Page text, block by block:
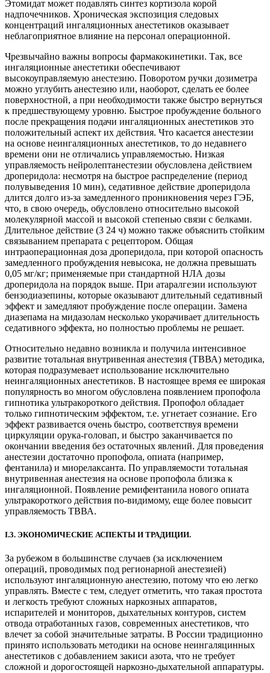
Этомидат может подавлять синтез кортизола корой
надпочечников. Хроническая экспозиция следовых
концентраций ингаляционных анестетиков оказывает
неблагоприятное влияние на персонал операционной.
Чрезвычайно важны вопросы фармакокинетики. Так, все
ингаляционные анестетики обеспечивают
высокоуправляемую анестезию. Поворотом ручки дозиметра
можно углубить анестезию или, наоборот, сделать ее более
поверхностной, а при необходимости также быстро вернуться
к предшествующему уровню. Быстрое пробуждение больного
после прекращения подачи ингаляционных анестетиков это
положительный аспект их действия. Что касается анестезии
на основе неингаляционных анестетиков, то до недавнего
времени они не отличались управляемостью. Низкая
управляемость нейролептанестезии обусловлена действием
дроперидола: несмотря на быстрое распределение (период
полувыведения 10 мин), седативное действие дроперидола
длится долго из-за замедленного проникновения через ГЭБ,
что, в свою очередь, обусловлено относительно высокой
молекулярной массой и высокой степенью связи с белками.
Длительное действие (3 24 ч) можно также объяснить стойким
связыванием препарата с рецептором. Общая
интраоперационная доза дроперидола, при которой опасность
замедленного пробуждения невысока, не должна превышать
0,05 мг/кг; применяемые при стандартной НЛА дозы
дроперидола на порядок выше. При атаралгезии используют
бензодиазепины, которые оказывают длительный седативный
эффект и замедляют пробуждение после операции. Замена
диазепама на мидазолам несколько укорачивает длительность
седативного эффекта, но полностью проблемы не решает.
Относительно недавно возникла и получила интенсивное
развитие тотальная внутривенная анестезия (ТВВА) методика,
которая подразумевает использование исключительно
неингаляционных анестетиков. В настоящее время ее широкая
популярность во многом обусловлена появлением пропофола
гипнотика ультракороткого действия. Пропофол обладает
только гипнотическим эффектом, т.е. угнетает сознание. Его
эффект развивается очень быстро, соответствуя времени
циркуляции орука-головап, и быстро заканчивается по
окончании введения без остаточных явлений. Для проведения
анестезии достаточно пропофола, опиата (например,
фентанила) и миорелаксанта. По управляемости тотальная
внутривенная анестезия на основе пропофола близка к
ингаляционной. Появление ремифентанила нового опиата
ультракороткого действия по-видимому, еще более повысит
управляемость ТВВА.
I.3. ЭКОНОМИЧЕСКИЕ АСПЕКТЫ И ТРАДИЦИИ.
За рубежом в большинстве случаев (за исключением
операций, проводимых под регионарной анестезией)
используют ингаляционную анестезию, потому что ею легко
управлять. Вместе с тем, следует отметить, что такая простота
и легкость требуют сложных наркозных аппаратов,
испарителей и мониторов, дыхательных контуров, систем
отвода отработанных газов, современных анестетиков, что
влечет за собой значительные затраты. В России традиционно
принято использовать методики на основе неингаляцинных
анестетиков с добавлением закиси азота, что не требует
сложной и дорогостоящей наркозно-дыхательной аппаратуры.